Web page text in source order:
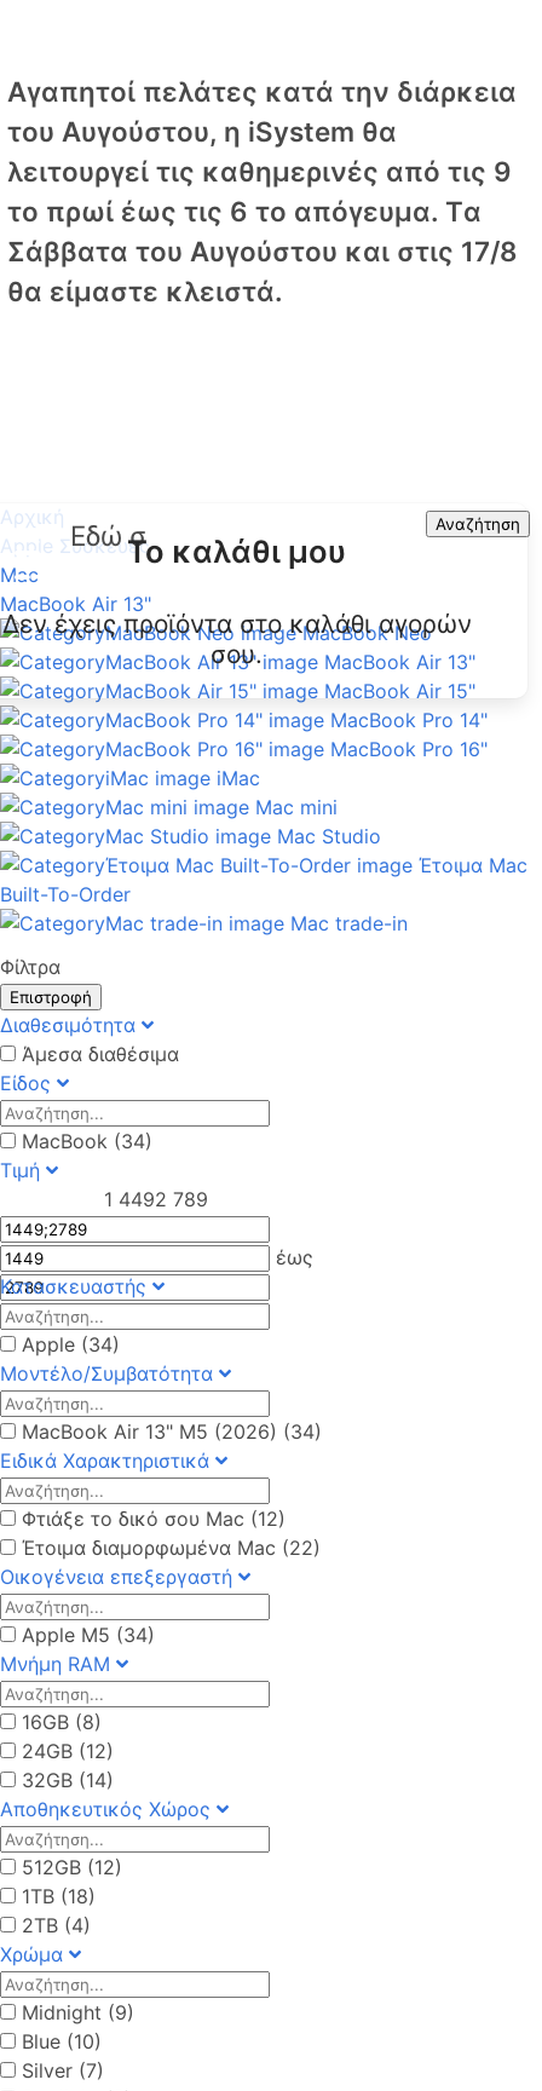
Αγαπητοί πελάτες κατά την διάρκεια
του Αυγούστου, η iSystem θα
λειτουργεί τις καθημερινές από τις 9
το πρωί έως τις 6 το απόγευμα. Tα
Σάββατα του Αυγούστου και στις 17/8
θα είμαστε κλειστά.
Αναζήτηση
Το καλάθι μου
Δεν έχεις προϊόντα στο καλάθι αγορών
σου.
Αρχική
Apple Συσκευές
Mac
MacBook Air 13"
MacBook Neo
MacBook Air 13"
MacBook Air 15"
MacBook Pro 14"
MacBook Pro 16"
iMac
Mac mini
Mac Studio
Έτοιμα Mac
Built-To-Order
Mac trade-in
Φίλτρα
Επιστροφή
Διαθεσιμότητα
Άμεσα διαθέσιμα
Είδος
MacBook (34)
Τιμή
1 4492 789
έως
Κατασκευαστής
Apple (34)
Μοντέλο/Συμβατότητα
MacBook Air 13" M5 (2026) (34)
Ειδικά Χαρακτηριστικά
Φτιάξε το δικό σου Mac (12)
Έτοιμα διαμορφωμένα Mac (22)
Οικογένεια επεξεργαστή
Apple M5 (34)
Μνήμη RAM
16GB (8)
24GB (12)
32GB (14)
Αποθηκευτικός Χώρος
512GB (12)
1TB (18)
2TB (4)
Χρώμα
Midnight (9)
Blue (10)
Silver (7)